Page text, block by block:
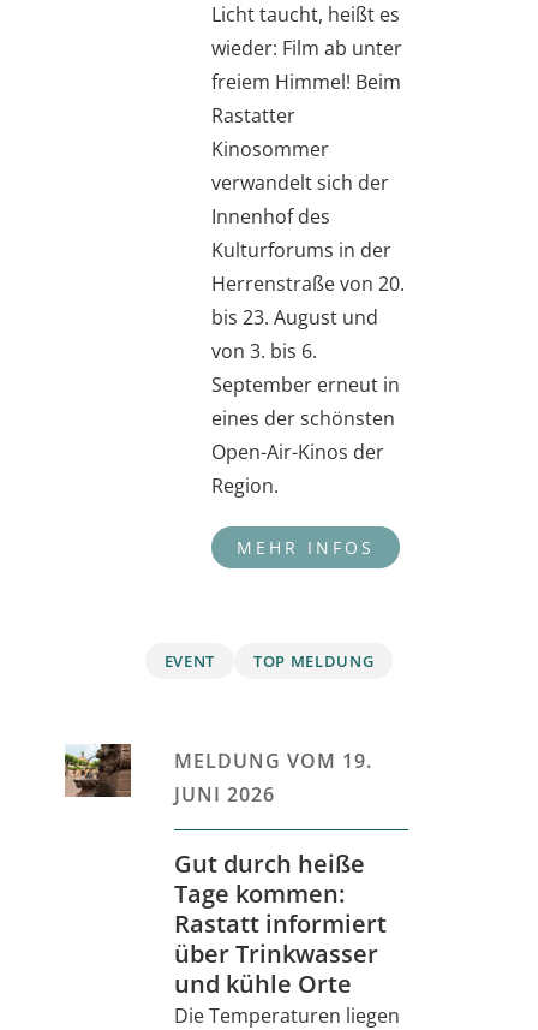
Licht taucht, heißt es
wieder: Film ab unter
freiem Himmel! Beim
Rastatter
Kinosommer
verwandelt sich der
Innenhof des
Kulturforums in der
Herrenstraße von 20.
bis 23. August und
von 3. bis 6.
September erneut in
eines der schönsten
Open-Air-Kinos der
Region.
EVENT TOP MELDUNG
MELDUNG VOM 19.
JUNI 2026
Gut durch heiße
Tage kommen:
Rastatt informiert
über Trinkwasser
und kühle Orte
Die Temperaturen liegen